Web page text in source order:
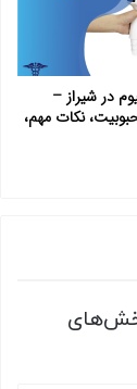
در شیراز –
نکات مهم،